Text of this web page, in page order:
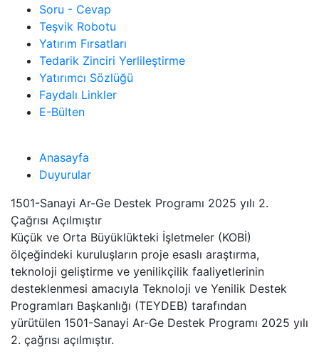
Soru - Cevap
Teşvik Robotu
Yatırım Fırsatları
Tedarik Zinciri Yerlileştirme
Yatırımcı Sözlüğü
Faydalı Linkler
E-Bülten
Anasayfa
Duyurular
1501-Sanayi Ar-Ge Destek Programı 2025 yılı 2.
Çağrısı Açılmıştır
Küçük ve Orta Büyüklükteki İşletmeler (KOBİ)
ölçeğindeki kuruluşların proje esaslı araştırma,
teknoloji geliştirme ve yenilikçilik faaliyetlerinin
desteklenmesi amacıyla Teknoloji ve Yenilik Destek
Programları Başkanlığı (TEYDEB) tarafından
yürütülen 1501-Sanayi Ar-Ge Destek Programı 2025 yılı
2. çağrısı açılmıştır.